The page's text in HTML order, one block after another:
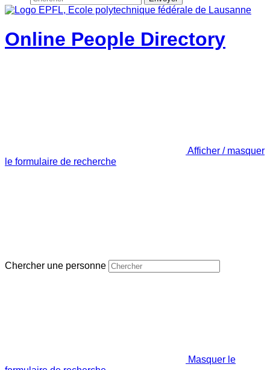
Online People Directory
Afficher / masquer
le formulaire de recherche
Chercher une personne
Masquer le